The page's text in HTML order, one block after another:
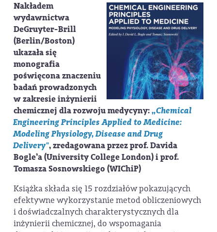
Nakładem
wydawnictwa
DeGruyter-Brill
(Berlin/Boston)
ukazała się
monografia
poświęcona znaczeniu
badań prowadzonych
w zakresie inżynierii
chemicznej dla rozwoju medycyny:„Chemical
Engineering Principles Applied to Medicine:
Modeling Physiology, Disease and Drug
Delivery", zredagowana przez prof. Davida
Bogle’a (University College London) i prof.
Tomasza Sosnowskiego (WIChiP)
Książka składa się 15 rozdziałów pokazujących
efektywne wykorzystanie metod obliczeniowych
i doświadczalnych charakterystycznych dla
inżynierii chemicznej, do wspomagania